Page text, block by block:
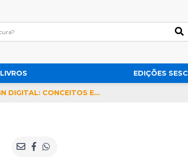
LIVROS EDIÇÕES SESC
DESIGN DIGITAL: CONCEITOS E APLICAÇÕES PARA WEBSITES, ANIMAÇÕES, VÍDEOS E WEBGAMES